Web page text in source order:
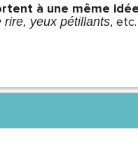
à une même idée
rire, yeux pétillants, etc.